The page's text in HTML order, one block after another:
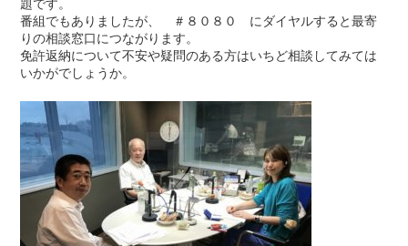
題です。
番組でもありましたが、 ＃８０８０ にダイヤルすると最寄
りの相談窓口につながります。
免許返納について不安や疑問のある方はいちど相談してみては
いかがでしょうか。